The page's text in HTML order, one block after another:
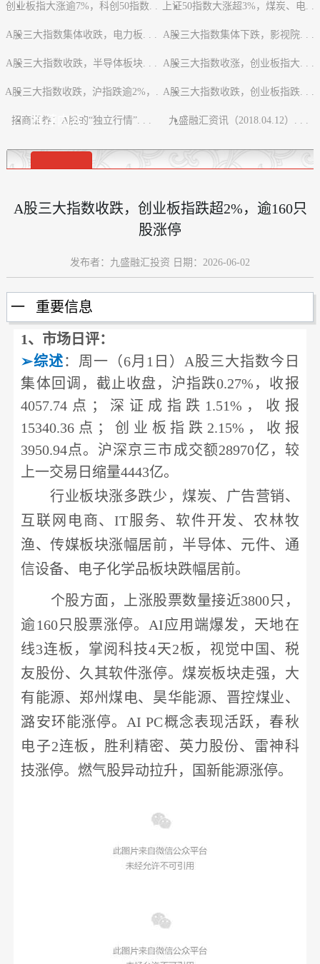
.
创业板指大涨逾7%，科创50指数. .
.
上证50指数大涨超3%，煤炭、电. .
.
A股三大指数集体收跌，电力板. . . A股三大指数集体下跌，影视院. . .
A股三大指数收跌，半导体板块. . . A股三大指数收涨，创业板指大. . .
A股三大指数收跌，沪指跌逾2%，.
. .
A股三大指数收跌，创业板指跌. . .
推荐内容
招商证券：A股的“独立行情”. . . 九盛融汇资讯（2018.04.12）. . .
A股三大指数收跌，创业板指跌超2%，逾160只
股涨停
发布者：九盛融汇投资 日期：2026-06-02
一 重要信息
1、市场日评：
➢综述：周一（6月1日） A股三大指数今日
集体回调，截止收盘，沪指跌0.27%，收报
4057.74点；深证成指跌1.51%，收报
15340.36点；创业板指跌2.15%，收报
3950.94点。沪深京三市成交额28970亿，较
上一交易日缩量4443亿。
行业板块涨多跌少，煤炭、广告营销、
互联网电商、IT服务、软件开发、农林牧
渔、传媒板块涨幅居前，半导体、元件、通
信设备、电子化学品板块跌幅居前。
个股方面，上涨股票数量接近3800只，
逾160只股票涨停。AI应用端爆发，天地在
线3连板，掌阅科技4天2板，视觉中国、税
友股份、久其软件涨停。煤炭板块走强，大
有能源、郑州煤电、昊华能源、晋控煤业、
潞安环能涨停。AI PC概念表现活跃，春秋
电子2连板，胜利精密、英力股份、雷神科
技涨停。燃气股异动拉升，国新能源涨停。